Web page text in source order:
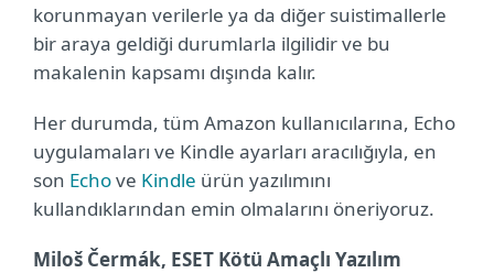
korunmayan verilerle ya da diğer suistimallerle
bir araya geldiği durumlarla ilgilidir ve bu
makalenin kapsamı dışında kalır.
Her durumda, tüm Amazon kullanıcılarına, Echo
uygulamaları ve Kindle ayarları aracılığıyla, en
son Echove Kindle ürün yazılımını
kullandıklarından emin olmalarını öneriyoruz.
Miloš Čermák, ESET Kötü Amaçlı Yazılım